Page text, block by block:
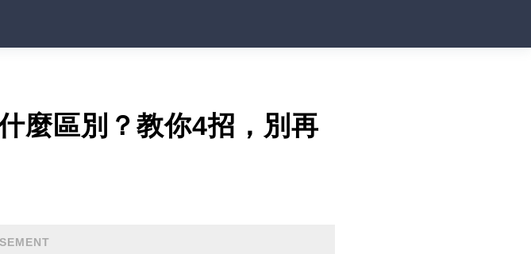
麼區別？教你4招，別再